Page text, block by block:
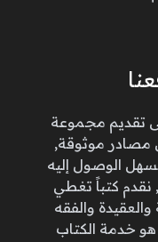
تقديم مجموعة
مصادر موثوقة,
الوصول إليه
نقدم كتباً تغطي
والفقه
هو خدمة الكتاب